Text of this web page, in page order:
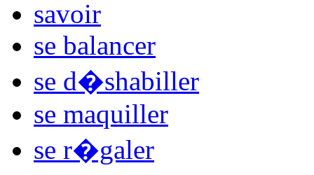
savoir
se balancer
se d�shabiller
se maquiller
se r�galer